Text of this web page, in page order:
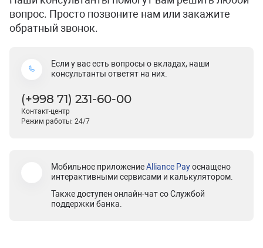
вопрос. Просто позвоните нам или закажите
обратный звонок.
Если у вас есть вопросы о вкладах, наши
консультанты ответят на них.
(+998 71) 231-60-00
Контакт-центр
Режим работы: 24/7
Мобильное приложениеAlliance Payоснащено
интерактивными сервисами и калькулятором.
Также доступен онлайн-чат со Службой
поддержки банка.